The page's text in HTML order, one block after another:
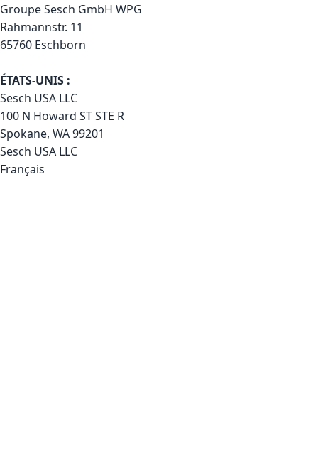
Groupe Sesch GmbH WPG
Rahmannstr. 11
65760 Eschborn
ÉTATS-UNIS :
Sesch USA LLC
100 N Howard ST STE R
Spokane, WA 99201
Sesch USA LLC
Français